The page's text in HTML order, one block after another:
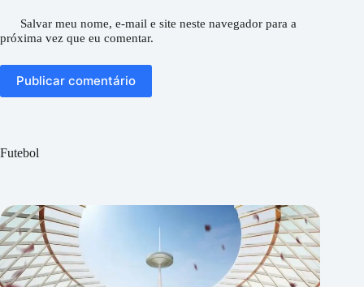
Salvar meu nome, e-mail e site neste navegador para a
próxima vez que eu comentar.
Publicar comentário
Futebol